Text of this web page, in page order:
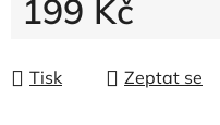
199 Kč
Tisk
Zeptat se